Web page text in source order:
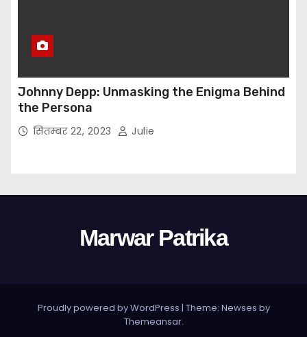
Johnny Depp: Unmasking the Enigma Behind
the Persona
सितम्बर 22, 2023 Julie
Marwar Patrika
Proudly powered by WordPress | Theme: Newses by
Themeansar.